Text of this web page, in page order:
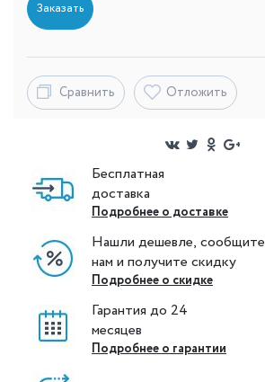
Заказать
Сравнить Отложить
Бесплатная
доставка
Подробнее о доставке
Нашли дешевле, сообщите
нам и получите скидку
Подробнее о скидке
Гарантия до 24
месяцев
Подробнее о гарантии